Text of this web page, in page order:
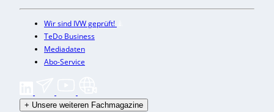
Wir sind IVW geprüft!
TeDo Business
Mediadaten
Abo-Service
+ Unsere weiteren Fachmagazine